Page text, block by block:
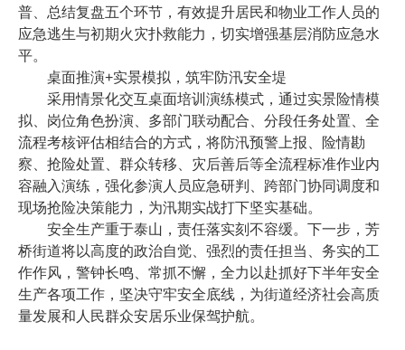
普、总结复盘五个环节，有效提升居民和物业工作人员的
应急逃生与初期火灾扑救能力，切实增强基层消防应急水
平。
桌面推演+实景模拟，筑牢防汛安全堤
采用情景化交互桌面培训演练模式，通过实景险情模
拟、岗位角色扮演、多部门联动配合、分段任务处置、全
流程考核评估相结合的方式，将防汛预警上报、险情勘
察、抢险处置、群众转移、灾后善后等全流程标准作业内
容融入演练，强化参演人员应急研判、跨部门协同调度和
现场抢险决策能力，为汛期实战打下坚实基础。
安全生产重于泰山，责任落实刻不容缓。下一步，芳
桥街道将以高度的政治自觉、强烈的责任担当、务实的工
作作风，警钟长鸣、常抓不懈，全力以赴抓好下半年安全
生产各项工作，坚决守牢安全底线，为街道经济社会高质
量发展和人民群众安居乐业保驾护航。